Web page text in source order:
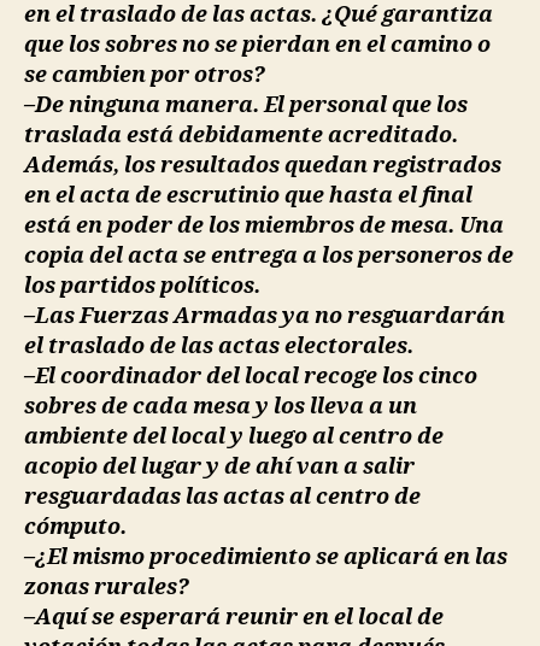
en el traslado de las actas. ¿Qué garantiza
que los sobres no se pierdan en el camino o
se cambien por otros?
–De ninguna manera. El personal que los
traslada está debidamente acreditado.
Además, los resultados quedan registrados
en el acta de escrutinio que hasta el final
está en poder de los miembros de mesa. Una
copia del acta se entrega a los personeros de
los partidos políticos.
–Las Fuerzas Armadas ya no resguardarán
el traslado de las actas electorales.
–El coordinador del local recoge los cinco
sobres de cada mesa y los lleva a un
ambiente del local y luego al centro de
acopio del lugar y de ahí van a salir
resguardadas las actas al centro de
cómputo.
–¿El mismo procedimiento se aplicará en las
zonas rurales?
–Aquí se esperará reunir en el local de